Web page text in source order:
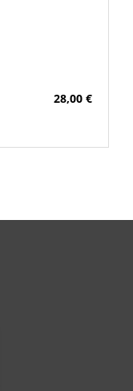
28,00 €